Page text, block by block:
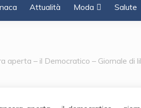
Attualità Moda Salute
aperta – il Democratico – Giornale di